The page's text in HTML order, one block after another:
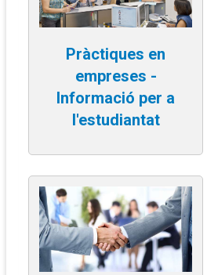
Pràctiques en
empreses -
Informació per a
l'estudiantat